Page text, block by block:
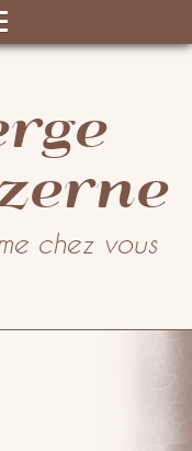
chez vous